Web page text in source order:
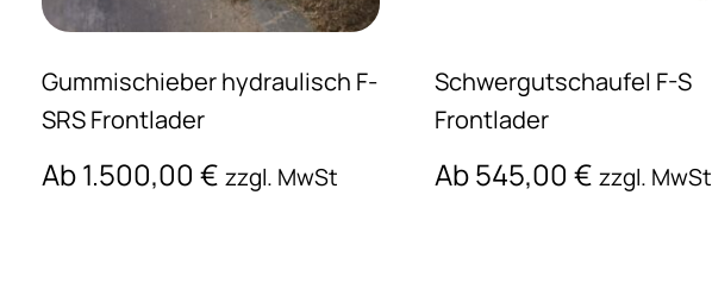
Gummischieber hydraulisch F-
SRS Frontlader
Ab1.500,00 € zzgl. MwSt
Schwergutschaufel F-S
Frontlader
Ab545,00 € zzgl. MwSt